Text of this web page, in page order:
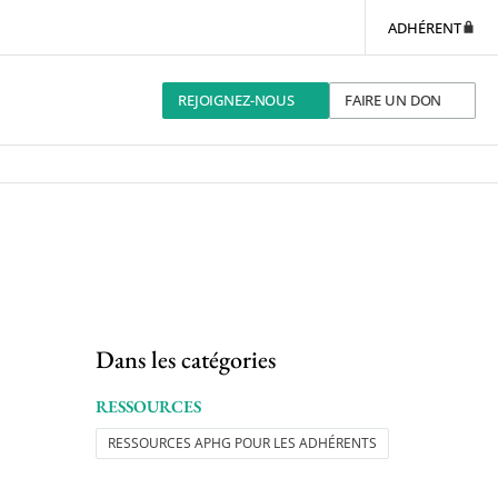
ADHÉRENT
REJOIGNEZ-NOUS FAIRE UN DON
Dans les catégories
RESSOURCES
RESSOURCES APHG POUR LES ADHÉRENTS